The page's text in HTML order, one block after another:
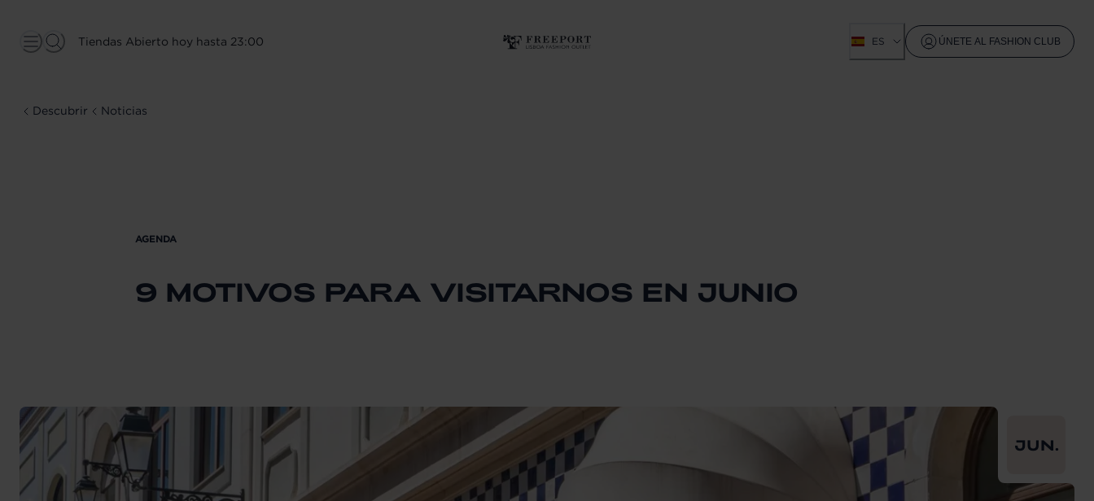
Tiendas Abierto hoy hasta 23:00 ES ÚNETE AL FASHION CLUB
Descubrir Noticias
AGENDA
9 MOTIVOS PARA VISITARNOS EN JUNIO
From
JUN.